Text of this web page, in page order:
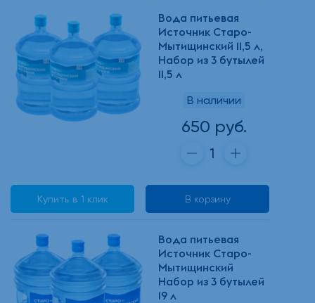
Вода питьевая
Источник Старо-
Мытищинский 11,5 л,
Набор из 3 бутылей
11,5 л
В наличии
650 руб.
Купить в 1 клик В корзину
Вода питьевая
Источник Старо-
Мытищинский
Набор из 3 бутылей
19 л